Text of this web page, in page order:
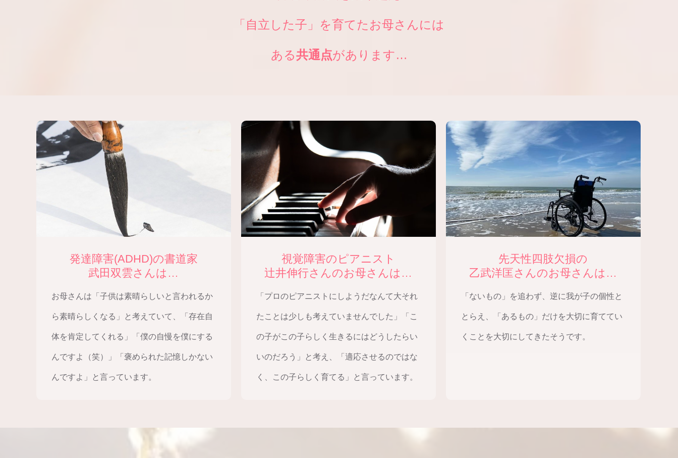
「自立した子」を育てたお母さんには
ある共通点があります…
発達障害(ADHD)の書道家
武田双雲さんは…
お母さんは「子供は素晴らしいと言われるか
ら素晴らしくなる」と考えていて、「存在自
体を肯定してくれる」「僕の自慢を僕にする
んですよ（笑）」「褒められた記憶しかない
んですよ」と言っています。
視覚障害のピアニスト
辻井伸行さんのお母さんは…
「プロのピアニストにしようだなんて大それ
たことは少しも考えていませんでした」「こ
の子がこの子らしく生きるにはどうしたらい
いのだろう」と考え、 「適応させるのではな
く、この子らしく育てる」と言っています。
先天性四肢欠損の
乙武洋匡さんのお母さんは…
「ないもの」を追わず、逆に我が子の個性と
とらえ、「あるもの」だけを大切に育ててい
くことを大切にしてきたそうです。